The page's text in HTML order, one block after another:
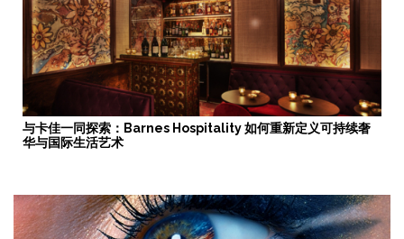
与卡佳一同探索：Barnes Hospitality 如何重新定义可持续奢
华与国际生活艺术